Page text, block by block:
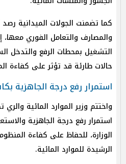
كما تضمنت الجولات الميدانية
والمصارف والتعامل الفوري
التشغيل بمحطات الرفع والتدخل
حالات طارئة قد تؤثر على كفاءة
استمرار رفع درجة الجاهزية
واختتم وزير الموارد المائية
استمرار رفع درجة الجاهزية
الوزارة، للحفاظ على كفاءة
الرشيدة للموارد المائية.